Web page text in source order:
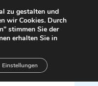
bei
zu gestalten und
wir Cookies. Durch
stimmen Sie der
erhalten Sie in
Einstellungen